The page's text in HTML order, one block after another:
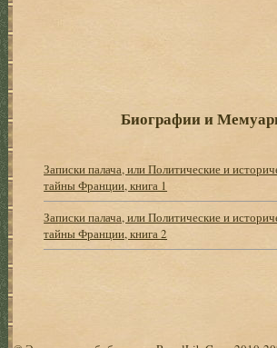
Биографии и
Записки палача, или Политические и
тайны Франции, книга 1
Записки палача, или Политические и
тайны Франции, книга 2